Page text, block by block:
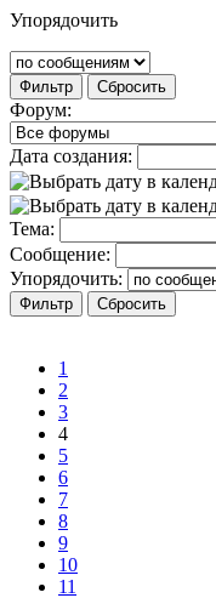
Упорядочить
Фильтр Сбросить
Форум:
Дата создания:
Тема:
Сообщение:
Упорядочить:
1
2
3
4
5
6
7
8
9
10
11